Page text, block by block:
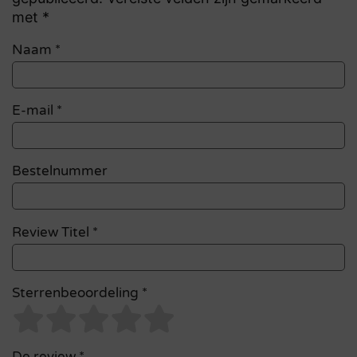
met *
Naam *
E-mail *
Bestelnummer
Review Titel *
Sterrenbeoordeling *